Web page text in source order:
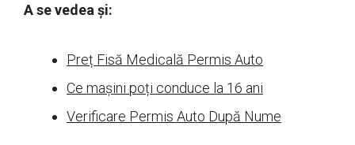
A se vedea și:
Preț Fisă Medicală Permis Auto
Ce mașini poți conduce la 16 ani
Verificare Permis Auto După Nume